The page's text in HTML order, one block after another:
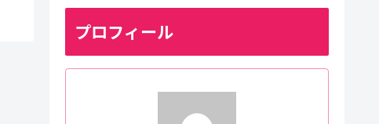
プロフィール